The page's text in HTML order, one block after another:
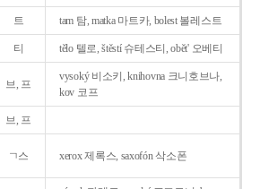
트 tam 탐, matka 마트카, bolest 볼레스트
티 tělo 텔로, štěstí 슈테스티, obět' 오베티
브, 프
vysoký 비소키, knihovna 크니호브나,
kov 코프
브, 프
ㄱ스 xerox 제록스, saxofón 삭소폰